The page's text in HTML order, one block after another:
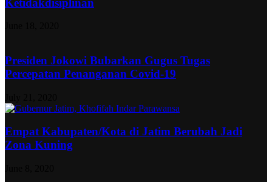
Presiden Jokowi Bubarkan Gugus Tugas
Percepatan Penanganan Covid-19
Empat Kabupaten/Kota di Jatim Berubah Jadi
Zona Kuning